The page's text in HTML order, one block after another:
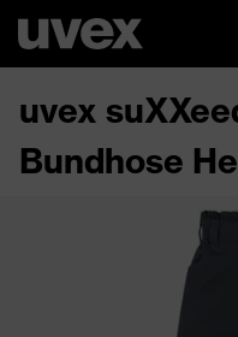
uvex
Bundhose